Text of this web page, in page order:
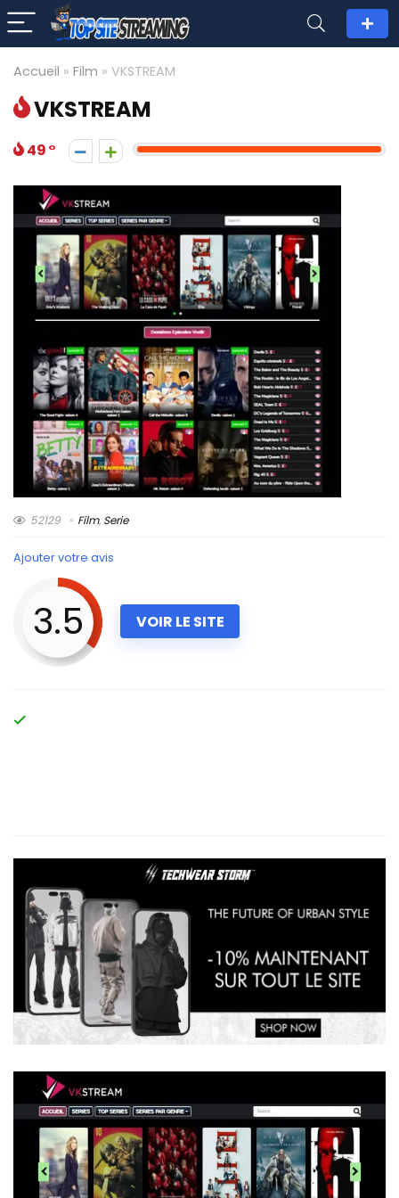
Accueil » Film » VKSTREAM
VKSTREAM
49
52129 Film, Serie
Ajouter votre avis
3.5 VOIR LE SITE